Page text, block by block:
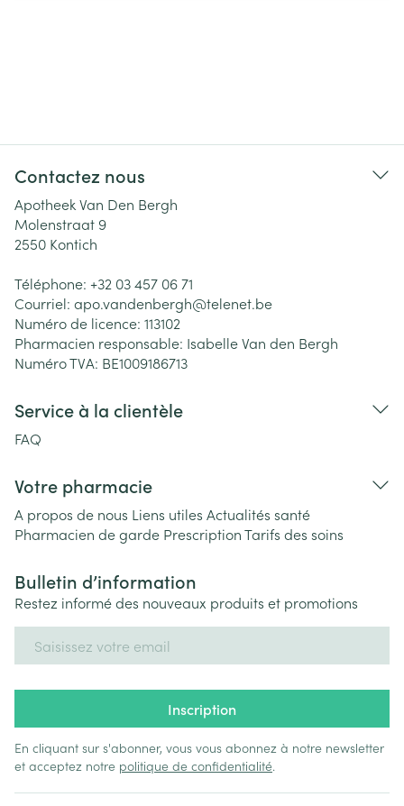
Contactez nous
Apotheek Van Den Bergh
Molenstraat 9
2550 Kontich
Téléphone: +32 03 457 06 71
Courriel: apo.vandenbergh@telenet.be
Numéro de licence: 113102
Pharmacien responsable: Isabelle Van den Bergh
Numéro TVA: BE1009186713
Service à la clientèle
FAQ
Votre pharmacie
A propos de nous Liens utiles Actualités santé
Pharmacien de garde PrescriptionTarifs des soins
Bulletin d’information
Restez informé des nouveaux produits et promotions
Inscription
En cliquant sur s'abonner, vous vous abonnez à notre newsletter
et acceptez notre politique de confidentialité.